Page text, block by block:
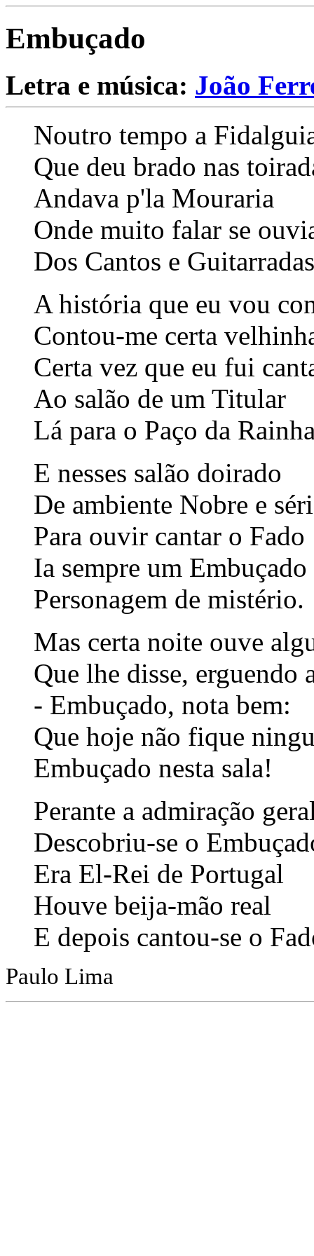
Embuçado
Letra e música: João
Noutro tempo a
Que deu brado nas
Andava p'la Mouraria
Onde muito falar se
Dos Cantos e Guitarradas
A história que eu vou
Contou-me certa
Certa vez que eu fui
Ao salão de um Titular
Lá para o Paço da
E nesses salão doirado
De ambiente Nobre e
Para ouvir cantar o Fado
Ia sempre um Embuçado
Personagem de mistério.
Mas certa noite ouve
Que lhe disse, erguendo
- Embuçado, nota bem:
Que hoje não fique
Embuçado nesta sala!
Perante a admiração
Descobriu-se o
Era El-Rei de Portugal
Houve beija-mão real
E depois cantou-se o
Paulo Lima